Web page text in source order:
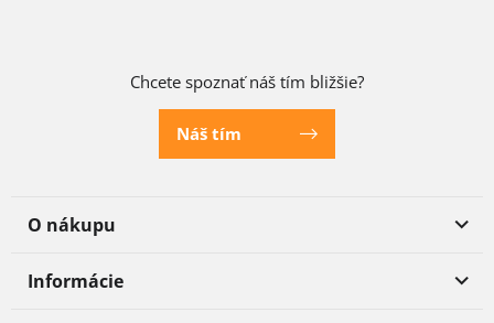
Chcete spoznať náš tím bližšie?
Náš tím
O nákupu
Informácie